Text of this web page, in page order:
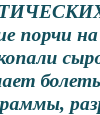
порчи на